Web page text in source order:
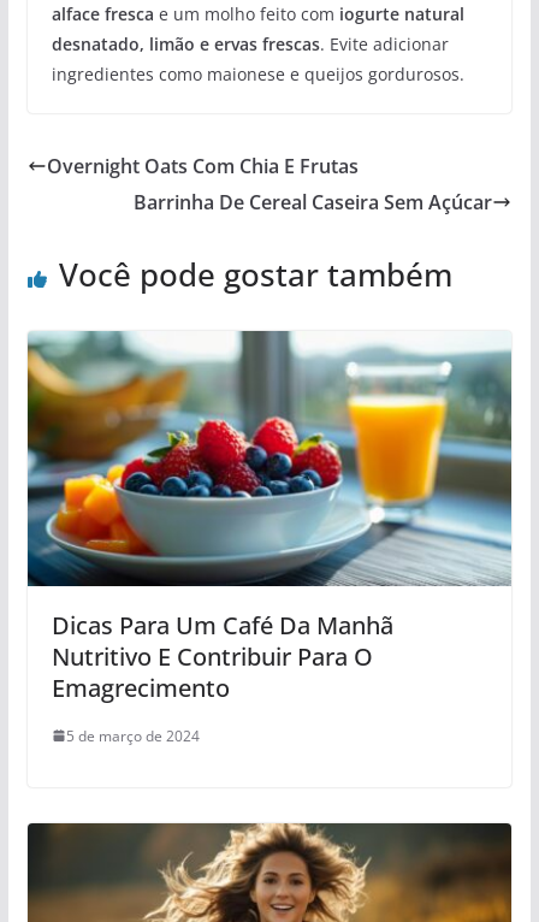
alface fresca e um molho feito com iogurte natural
desnatado, limão e ervas frescas. Evite adicionar
ingredientes como maionese e queijos gordurosos.
Overnight Oats Com Chia E Frutas
Barrinha De Cereal Caseira Sem Açúcar
Você pode gostar também
Dicas Para Um Café Da Manhã
Nutritivo E Contribuir Para O
Emagrecimento
5 de março de 2024